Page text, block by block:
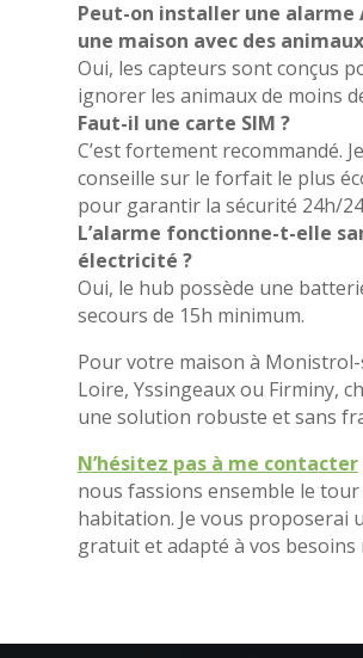
Peut-on installer une alarme
une maison avec des
Oui, les capteurs sont conçus
ignorer les animaux de moins
Faut-il une carte SIM ?
C’est fortement recommandé.
conseille sur le forfait le plus
pour garantir la sécurité 24h/
L’alarme fonctionne-t-elle
électricité ?
Oui, le hub possède une
secours de 15h minimum.
Pour votre maison à
Loire, Yssingeaux ou Firminy,
une solution robuste et sans
N’hésitez pas à me contacter
nous fassions ensemble le
habitation. Je vous proposerai
gratuit et adapté à vos besoins